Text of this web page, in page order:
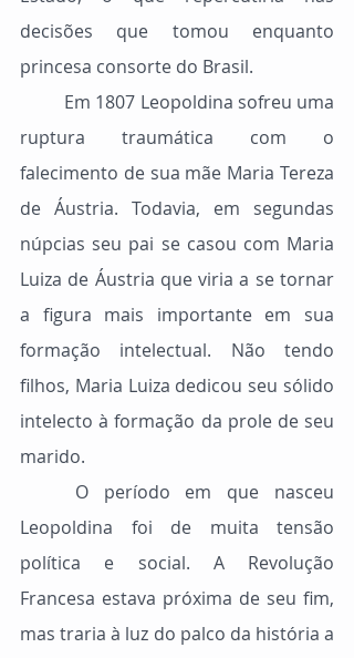
decisões que tomou enquanto
princesa consorte do Brasil.
ruptura traumática com o
falecimento de sua mãe Maria Tereza
de Áustria. Todavia, em segundas
núpcias seu pai se casou com Maria
Luiza de Áustria que viria a se tornar
a figura mais importante em sua
formação intelectual. Não tendo
filhos, Maria Luiza dedicou seu sólido
intelecto à formação da prole de seu
marido.
Leopoldina foi de muita tensão
política e social. A Revolução
Francesa estava próxima de seu fim,
mas traria à luz do palco da história a